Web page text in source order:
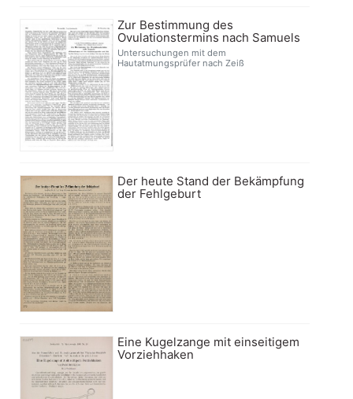
Zur Bestimmung des
Ovulationstermins nach Samuels
Untersuchungen mit dem
Hautatmungsprüfer nach Zeiß
Der heute Stand der Bekämpfung
der Fehlgeburt
Eine Kugelzange mit einseitigem
Vorziehhaken